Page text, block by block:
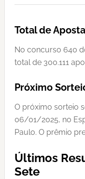
Total de
No concurso 640
total de 300.111
Próximo
O próximo sorteio
06/01/2025, no
Paulo. O prêmio
Últimos
Sete